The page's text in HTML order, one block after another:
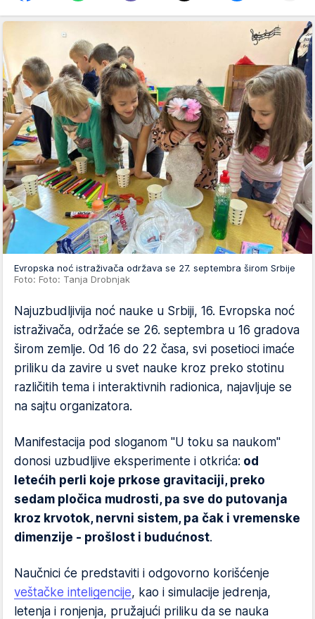
Evropska noć istraživača održava se 27. septembra širom Srbije
Foto: Foto: Tanja Drobnjak
Najuzbudljivija noć nauke u Srbiji, 16. Evropska noć
istraživača, održaće se 26. septembra u 16 gradova
širom zemlje. Od 16 do 22 časa, svi posetioci imaće
priliku da zavire u svet nauke kroz preko stotinu
različitih tema i interaktivnih radionica, najavljuje se
na sajtu organizatora.
Manifestacija pod sloganom "U toku sa naukom"
donosi uzbudljive eksperimente i otkrića: od
letećih perli koje prkose gravitaciji, preko
sedam pločica mudrosti, pa sve do putovanja
kroz krvotok, nervni sistem, pa čak i vremenske
dimenzije - prošlost i budućnost.
Naučnici će predstaviti i odgovorno korišćenje
veštačke inteligencije, kao i simulacije jedrenja,
letenja i ronjenja, pružajući priliku da se nauka